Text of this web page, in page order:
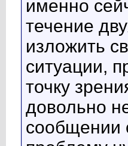
именно
течение
изложить
ситуации,
точку
довольно
сообщении